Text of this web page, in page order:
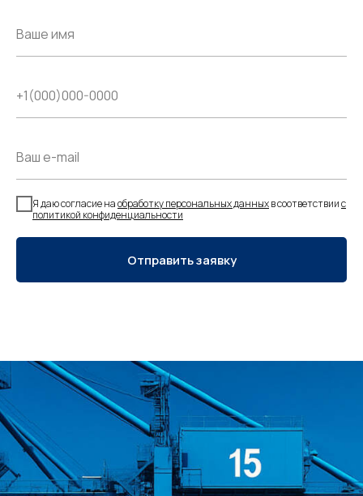
Я даю согласие наобработку персональных данныхв соответствиис
политикой конфиденциальности
Отправить заявку